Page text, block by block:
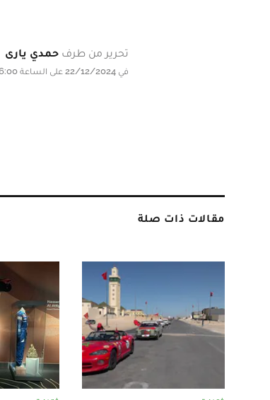
تحرير من طرف حمدي يارى
في 22/12/2024 على الساعة 16:00
مقالات ذات صلة